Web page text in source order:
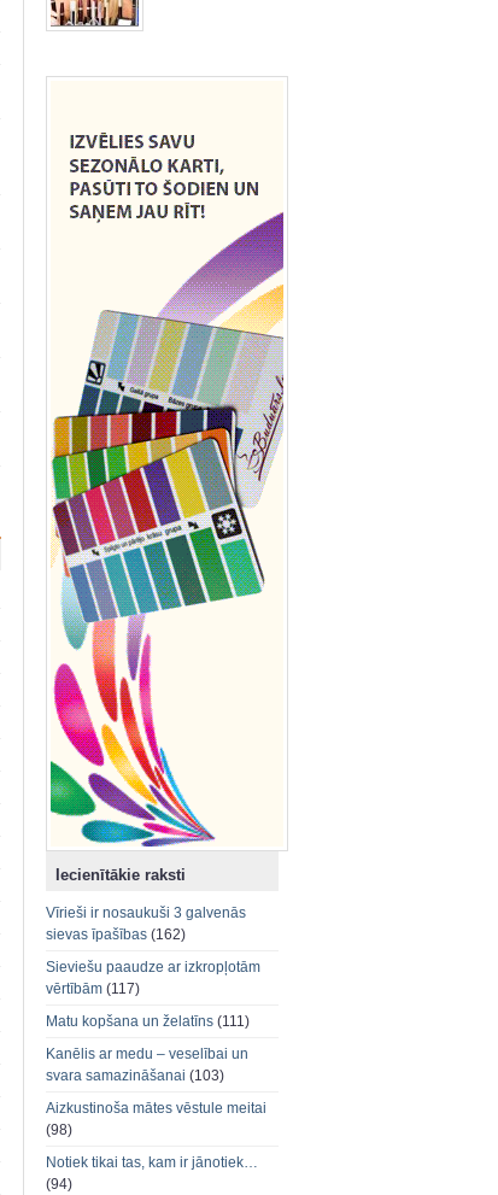
Iecienītākie raksti
Vīrieši ir nosaukuši 3 galvenās
sievas īpašības (162)
Sieviešu paaudze ar izkropļotām
vērtībām (117)
Matu kopšana un želatīns (111)
Kanēlis ar medu – veselībai un
svara samazināšanai (103)
Aizkustinoša mātes vēstule meitai
(98)
Notiek tikai tas, kam ir jānotiek…
(94)